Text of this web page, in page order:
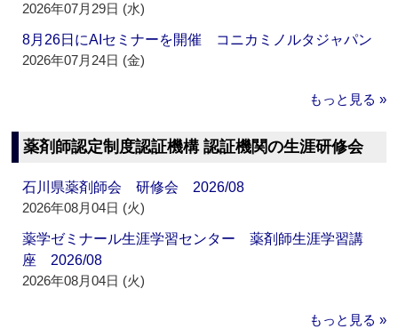
2026年07月29日 (水)
8月26日にAIセミナーを開催 コニカミノルタジャパン
2026年07月24日 (金)
もっと見る »
薬剤師認定制度認証機構 認証機関の生涯研修会
石川県薬剤師会 研修会 2026/08
2026年08月04日 (火)
薬学ゼミナール生涯学習センター 薬剤師生涯学習講
座 2026/08
2026年08月04日 (火)
もっと見る »